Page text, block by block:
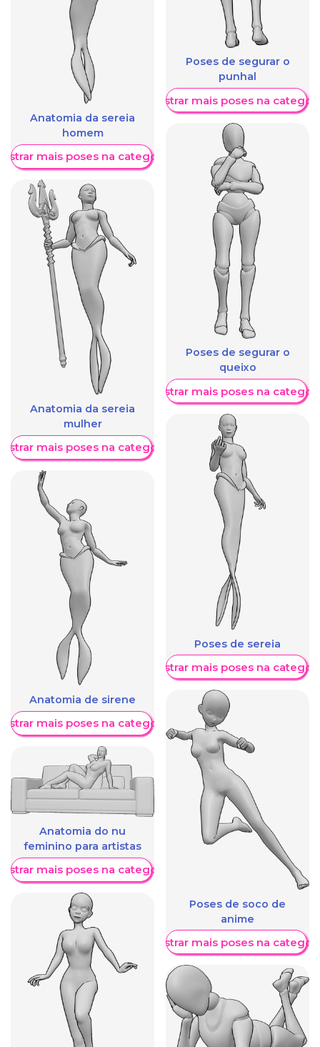
Anatomia da sereia
homem
mais poses na categoria
Anatomia da sereia
mulher
mais poses na categoria
Anatomia de sirene
mais poses na categoria
Anatomia do nu
feminino para artistas
mais poses na categoria
Poses de segurar o
punhal
Mostrar mais poses na
Poses de segurar o
queixo
Mostrar mais poses na
Poses de sereia
Mostrar mais poses na
Poses de soco de
anime
Mostrar mais poses na